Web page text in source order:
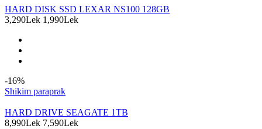
HARD DISK SSD LEXAR NS100 128GB
3,290Lek 1,990Lek
-16%
Shikim paraprak
HARD DRIVE SEAGATE 1TB
8,990Lek 7,590Lek